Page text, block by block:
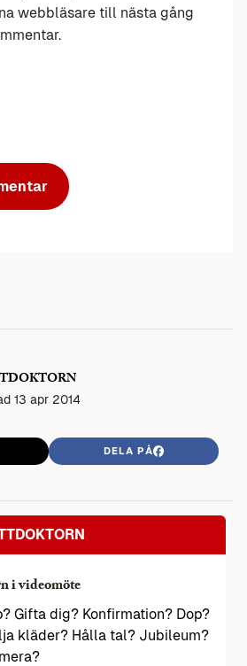
webbläsare till nästa gång
13 apr 2014
DELA PÅ
i videomöte
Gifta dig? Konfirmation? Dop?
kläder? Hålla tal? Jubileum?